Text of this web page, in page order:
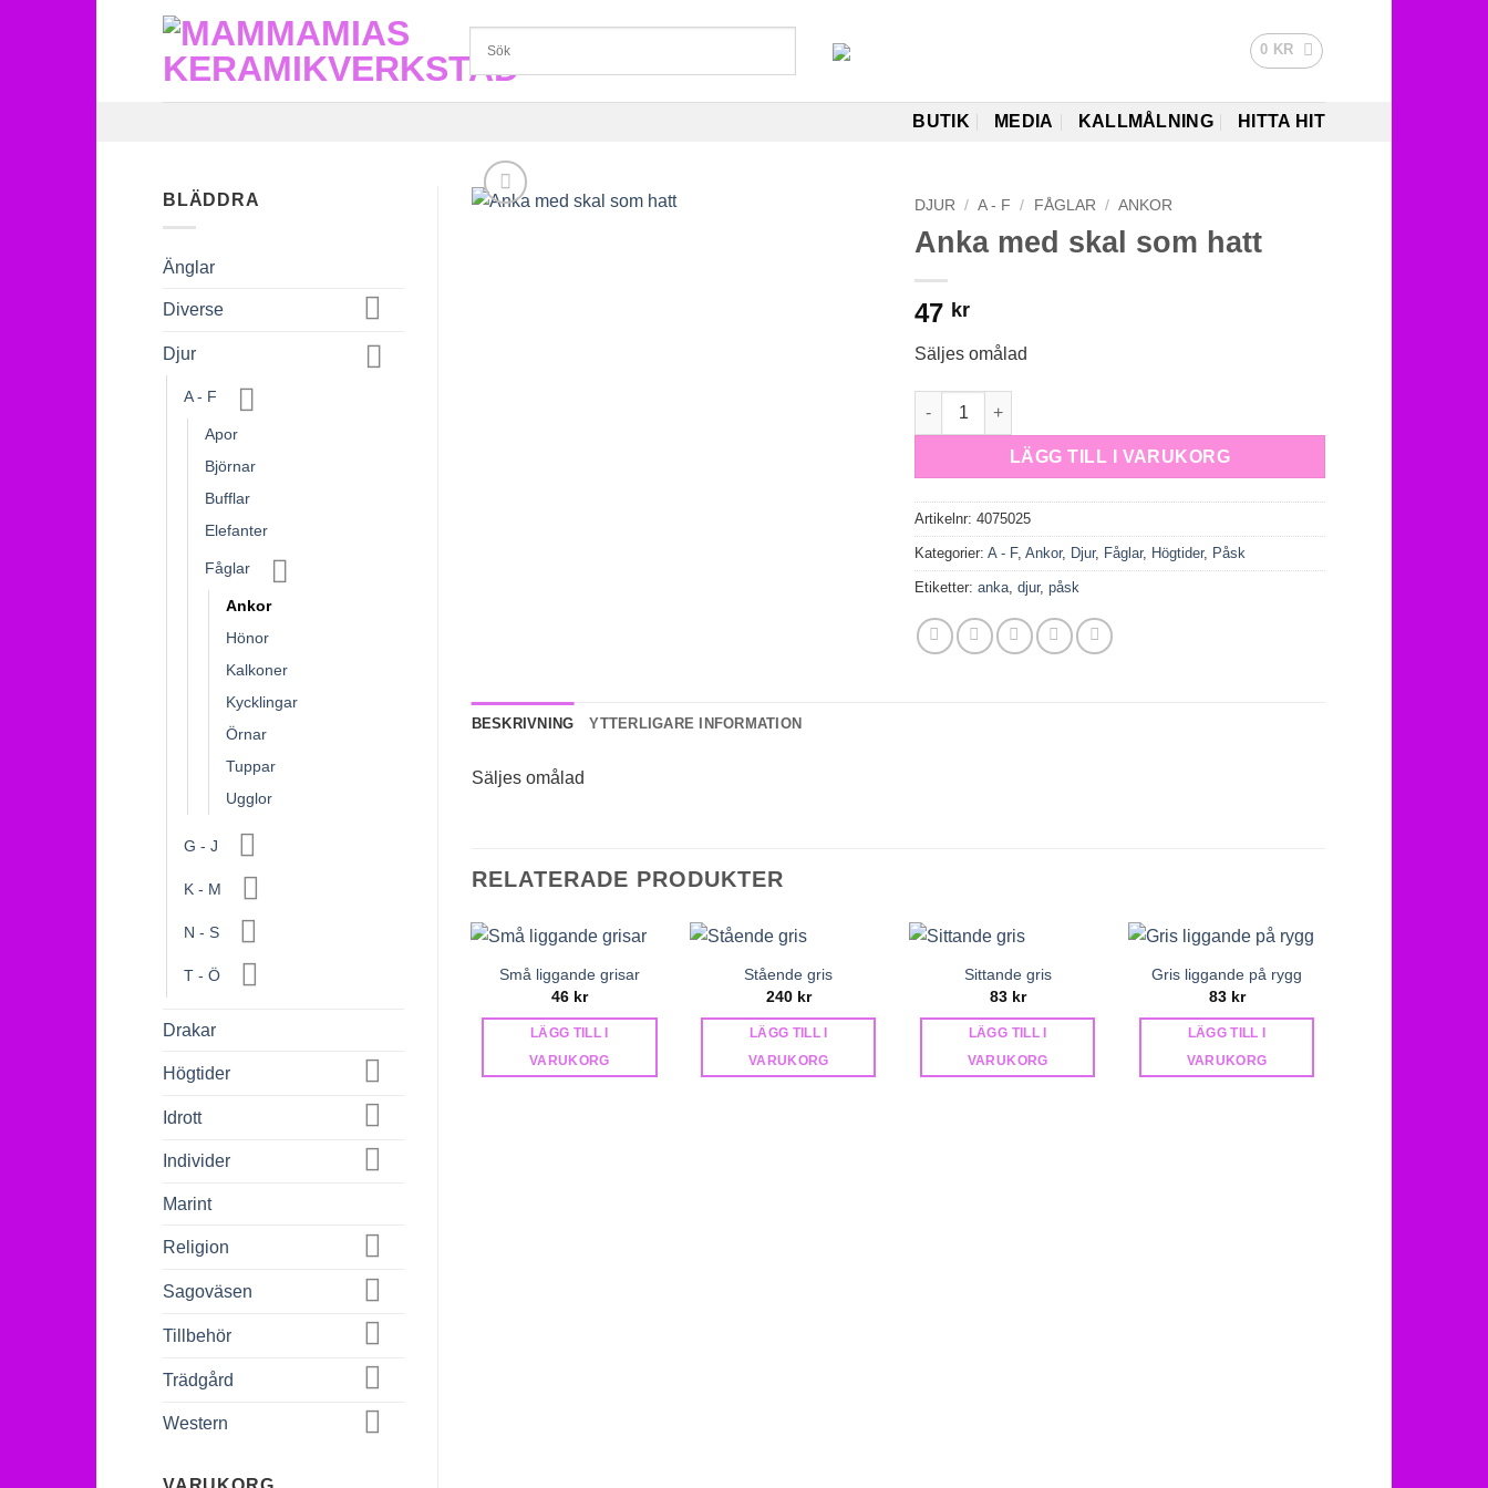
0 KR
BUTIK MEDIA KALLMÅLNING HITTA HIT
BLÄDDRA
Änglar
Diverse
Djur
A - F
Apor
Björnar
Bufflar
Elefanter
Fåglar
Ankor
Hönor
Kalkoner
Kycklingar
Örnar
Tuppar
Ugglor
G - J
K - M
N - S
T - Ö
Drakar
Högtider
Idrott
Individer
Marint
Religion
Sagoväsen
Tillbehör
Trädgård
Western
DJUR / A - F / FÅGLAR / ANKOR
Anka med skal som hatt
47 kr
Säljes omålad
Anka med skal som hatt mängd
LÄGG TILL I VARUKORG
Artikelnr:4075025
Kategorier:A - F,Ankor, Djur, Fåglar, Högtider, Påsk
Etiketter:anka ,djur,påsk
BESKRIVNING YTTERLIGARE INFORMATION
Säljes omålad
RELATERADE PRODUKTER
Små liggande grisar
46 kr
LÄGG TILL I
VARUKORG
Stående gris
240 kr
LÄGG TILL I
VARUKORG
Sittande gris
83 kr
LÄGG TILL I
VARUKORG
Gris liggande på rygg
83 kr
LÄGG TILL I
VARUKORG